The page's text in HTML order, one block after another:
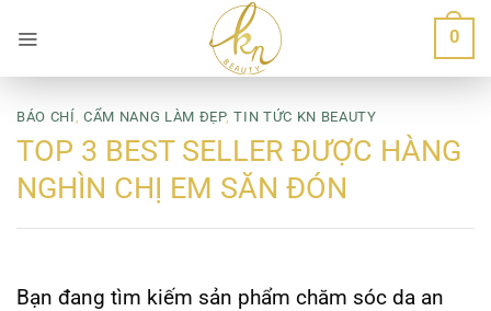
qua
nội
dung
0
BÁO CHÍ,CẨM NANG LÀM ĐẸP,TIN TỨC KN BEAUTY
TOP 3 BEST SELLER ĐƯỢC HÀNG
NGHÌN CHỊ EM SĂN ĐÓN
Bạn đang tìm kiếm sản phẩm chăm sóc da an